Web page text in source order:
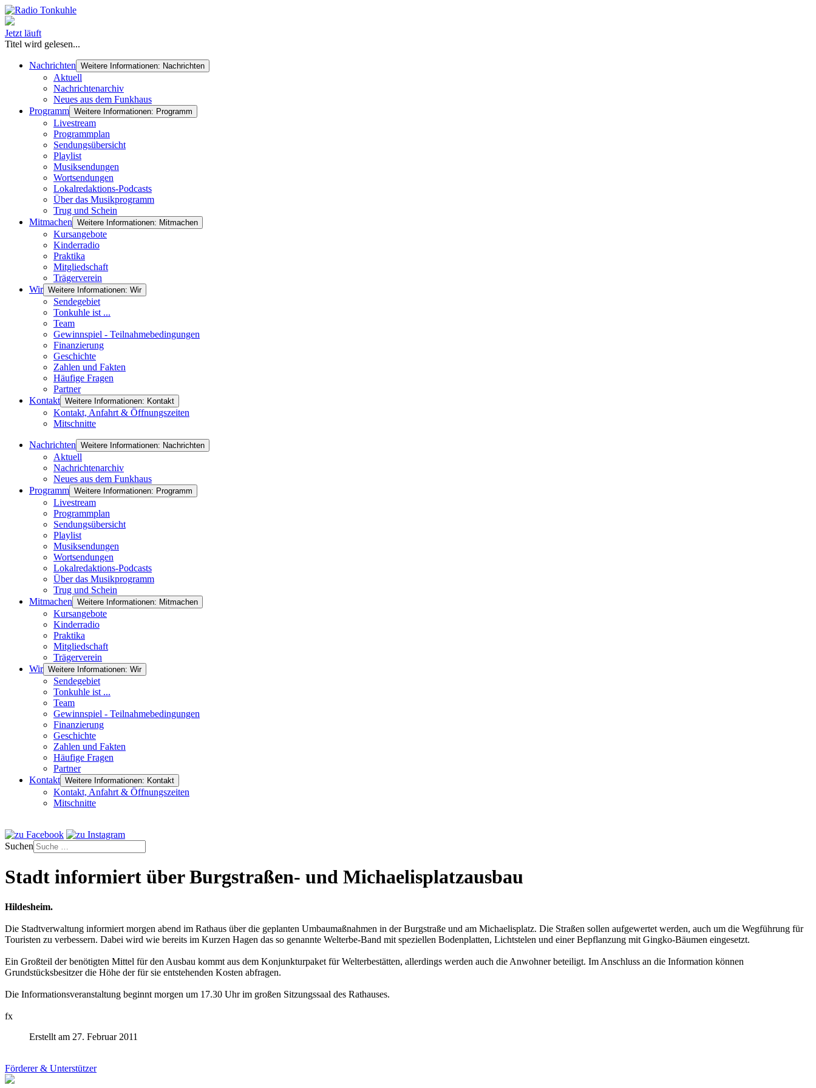
Jetzt läuft
Titel wird gelesen...
Nachrichten Weitere Informationen: Nachrichten
Aktuell
Nachrichtenarchiv
Neues aus dem Funkhaus
Programm Weitere Informationen: Programm
Livestream
Programmplan
Sendungsübersicht
Playlist
Musiksendungen
Wortsendungen
Lokalredaktions-Podcasts
Über das Musikprogramm
Trug und Schein
Mitmachen Weitere Informationen: Mitmachen
Kursangebote
Kinderradio
Praktika
Mitgliedschaft
Trägerverein
Wir Weitere Informationen: Wir
Sendegebiet
Tonkuhle ist ...
Team
Gewinnspiel - Teilnahmebedingungen
Finanzierung
Geschichte
Zahlen und Fakten
Häufige Fragen
Partner
Kontakt Weitere Informationen: Kontakt
Kontakt, Anfahrt & Öffnungszeiten
Mitschnitte
Nachrichten Weitere Informationen: Nachrichten
Aktuell
Nachrichtenarchiv
Neues aus dem Funkhaus
Programm Weitere Informationen: Programm
Livestream
Programmplan
Sendungsübersicht
Playlist
Musiksendungen
Wortsendungen
Lokalredaktions-Podcasts
Über das Musikprogramm
Trug und Schein
Mitmachen Weitere Informationen: Mitmachen
Kursangebote
Kinderradio
Praktika
Mitgliedschaft
Trägerverein
Wir Weitere Informationen: Wir
Sendegebiet
Tonkuhle ist ...
Team
Gewinnspiel - Teilnahmebedingungen
Finanzierung
Geschichte
Zahlen und Fakten
Häufige Fragen
Partner
Kontakt Weitere Informationen: Kontakt
Kontakt, Anfahrt & Öffnungszeiten
Mitschnitte
Suchen
Stadt informiert über Burgstraßen- und Michaelisplatzausbau
Hildesheim.
Die Stadtverwaltung informiert morgen abend im Rathaus über die geplanten Umbaumaßnahmen in der Burgstraße und am Michaelisplatz. Die Straßen sollen aufgewertet werden, auch um die Wegführung für
Touristen zu verbessern. Dabei wird wie bereits im Kurzen Hagen das so genannte Welterbe-Band mit speziellen Bodenplatten, Lichtstelen und einer Bepflanzung mit Gingko-Bäumen eingesetzt.
Ein Großteil der benötigten Mittel für den Ausbau kommt aus dem Konjunkturpaket für Welterbestätten, allerdings werden auch die Anwohner beteiligt. Im Anschluss an die Information können
Grundstücksbesitzer die Höhe der für sie entstehenden Kosten abfragen.
Die Informationsveranstaltung beginnt morgen um 17.30 Uhr im großen Sitzungssaal des Rathauses.
fx
Erstellt am 27. Februar 2011
Förderer & Unterstützer